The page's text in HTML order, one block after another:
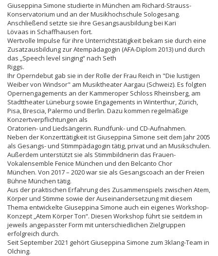
Giuseppina Simone studierte in München am Richard-Strauss-
Konservatorium und an der Musikhochschule Sologesang.
Anschließend setzte sie ihre Gesangsausbildung bei Kari
Lövaas in Schaffhausen fort.
Wertvolle Impulse für ihre Unterrichtstätigkeit bekam sie durch eine
Zusatzausbildung zur Atempädagogin (AFA-Diplom 2013) und durch
das „Speech level singing“ nach Seth
Riggs.
Ihr Operndebut gab sie in der Rolle der Frau Reich in "Die lustigen
Weiber von Windsor" am Musiktheater Aargau (Schweiz). Es folgten
Opernengagements an der Kammeroper Schloss Rheinsberg, am
Stadttheater Lüneburg sowie Engagements in Winterthur, Zürich,
Pisa, Brescia, Palermo und Berlin. Dazu kommen regelmäßige
Konzertverpflichtungen als
Oratorien- und Liedsängerin. Rundfunk- und CD-Aufnahmen.
Neben der Konzerttätigkeit ist Giuseppina Simone seit dem Jahr 2005
als Gesangs- und Stimmpädagogin tätig, privat und an Musikschulen.
Außerdem unterstützt sie als Stimmbildnerin das Frauen-
Vokalensemble Fenice München und den Belcanto Chor
München. Von 2017 – 2020 war sie als Gesangscoach an der Freien
Bühne München tätig.
Aus der praktischen Erfahrung des Zusammenspiels zwischen Atem,
Körper und Stimme sowie der Auseinandersetzung mit diesem
Thema entwickelte Giuseppina Simone auch ein eigenes Workshop-
Konzept „Atem Körper Ton“. Diesen Workshop führt sie seitdem in
jeweils angepasster Form mit unterschiedlichen Zielgruppen
erfolgreich durch.
Seit September 2021 gehört Giuseppina Simone zum 3klang-Team in
Olching.